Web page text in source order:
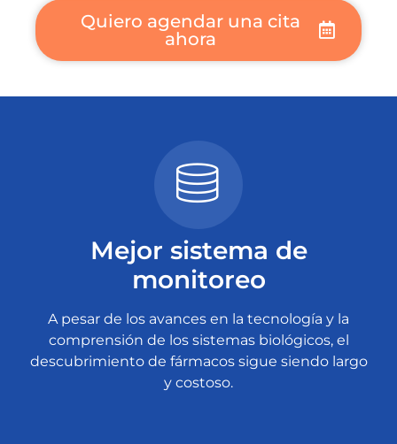
Quiero agendar una cita
ahora
Mejor sistema de
monitoreo
A pesar de los avances en la tecnología y la
comprensión de los sistemas biológicos, el
descubrimiento de fármacos sigue siendo largo
y costoso.